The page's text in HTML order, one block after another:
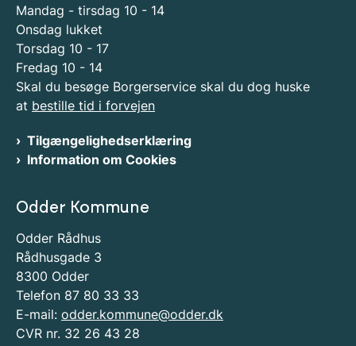
Mandag - tirsdag 10 - 14
Onsdag lukket
Torsdag 10 - 17
Fredag 10 - 14
Skal du besøge Borgerservice skal du dog huske
at bestille tid i forvejen
Tilgængelighedserklæring
Information om Cookies
Odder Kommune
Odder Rådhus
Rådhusgade 3
8300 Odder
Telefon 87 80 33 33
E-mail: odder.kommune@odder.dk
CVR nr. 32 26 43 28